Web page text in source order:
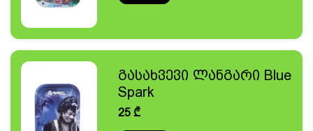
გასახვევი ლანგარი Blue
Spark
25 ₾